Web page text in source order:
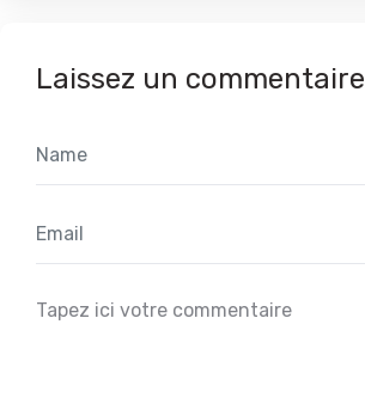
Laissez un commentaire